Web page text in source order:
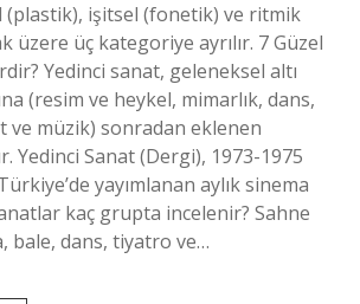
(plastik), işitsel (fonetik) ve ritmik
üzere üç kategoriye ayrılır. 7 Güzel
Yedinci sanat, geleneksel altı
(resim ve heykel, mimarlık, dans,
ve müzik) sonradan eklenen
Yedinci Sanat (Dergi), 1973-1975
yayımlanan aylık sinema
kaç grupta incelenir? Sahne
bale, dans, tiyatro ve…